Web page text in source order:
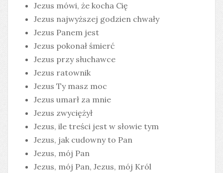
Jezus mówi, że kocha Cię
Jezus najwyższej godzien chwały
Jezus Panem jest
Jezus pokonał śmierć
Jezus przy słuchawce
Jezus ratownik
Jezus Ty masz moc
Jezus umarł za mnie
Jezus zwyciężył
Jezus, ile treści jest w słowie tym
Jezus, jak cudowny to Pan
Jezus, mój Pan
Jezus, mój Pan, Jezus, mój Król